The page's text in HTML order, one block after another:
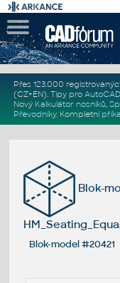
Přes 123.000
(CZ+EN). Tipy pro
Nový Kalkulátor nosníků,
Převodníky. Kompletní
Blok-
Blok-model #20421